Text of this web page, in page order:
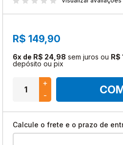
Instagram
Youtube
TikTok
R$ 149,90
6x de R$ 24,98 sem juros ou R$
depósito ou pix
+
-
Calcule o frete e o prazo de